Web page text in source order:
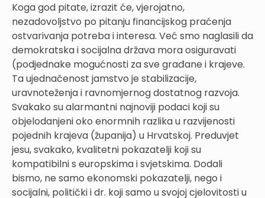
Koga god pitate, izrazit će, vjerojatno,
nezadovoljstvo po pitanju financijskog praćenja
ostvarivanja potreba i interesa. Već smo naglasili da
demokratska i socijalna država mora osiguravati
(podjednake mogućnosti za sve građane i krajeve.
Ta ujednačenost jamstvo je stabilizacije,
uravnoteženja i ravnomjernog dostatnog razvoja.
Svakako su alarmantni najnoviji podaci koji su
objelodanjeni oko enormnih razlika u razvijenosti
pojednih krajeva (županija) u Hrvatskoj. Preduvjet
jesu, svakako, kvalitetni pokazatelji koji su
kompatibilni s europskima i svjetskima. Dodali
bismo, ne samo ekonomski pokazatelji, nego i
socijalni, politički i dr. koji samo u svojoj cjelovitosti u